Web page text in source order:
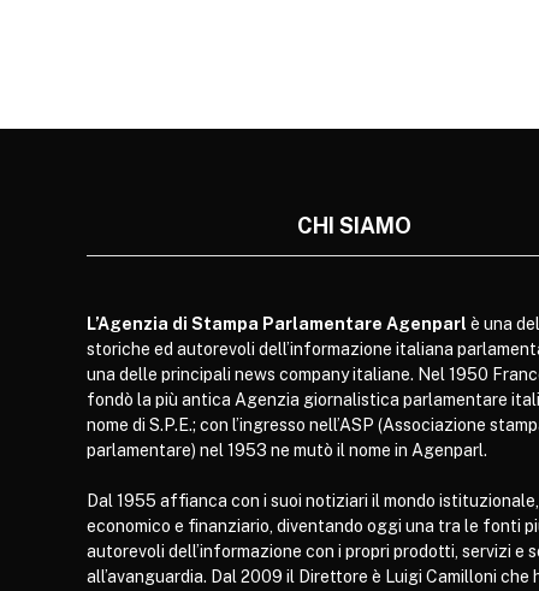
CHI SIAMO
L’Agenzia di Stampa Parlamentare Agenparl è una
storiche ed autorevoli dell’informazione italiana
una delle principali news company italiane. Nel 1950
fondò la più antica Agenzia giornalistica parlamentare
nome di S.P.E.; con l’ingresso nell’ASP (Associazione
parlamentare) nel 1953 ne mutò il nome in Agenparl.
Dal 1955 affianca con i suoi notiziari il mondo
economico e finanziario, diventando oggi una tra le fonti
autorevoli dell’informazione con i propri prodotti, servizi e
all’avanguardia. Dal 2009 il Direttore è Luigi Camilloni che